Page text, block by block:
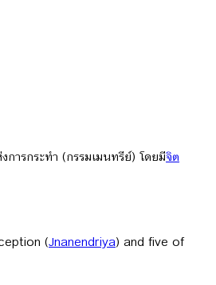
ารกระทำ (กรรมเมนทรีย์) โดยมีจิต
(Jnanendriya) and five of